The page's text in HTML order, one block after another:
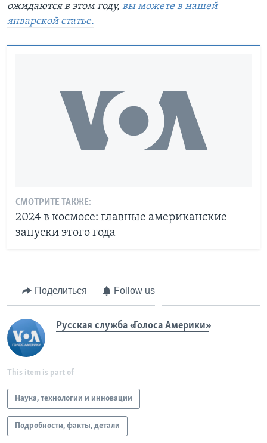
ожидаются в этом году, вы можете в нашей
январской статье.
СМОТРИТЕ ТАКЖЕ:
2024 в космосе: главные американские
запуски этого года
Поделиться Follow us
Русская служба «Голоса Америки»
This item is part of
Наука, технологии и инновации
Подробности, факты, детали